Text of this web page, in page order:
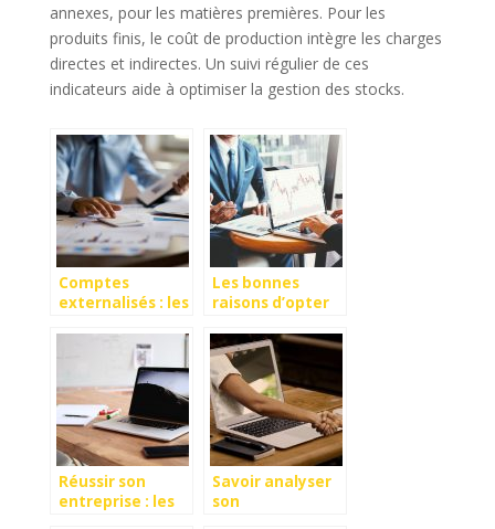
annexes, pour les matières premières. Pour les
produits finis, le coût de production intègre les charges
directes et indirectes. Un suivi régulier de ces
indicateurs aide à optimiser la gestion des stocks.
Comptes
externalisés : les
l’entreprise
Les bonnes
raisons d’opter
salarial
Réussir son
entreprise : les
Savoir analyser
son